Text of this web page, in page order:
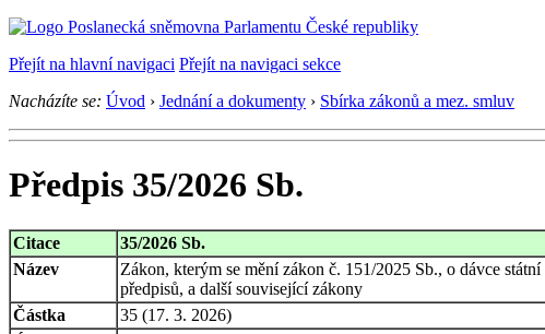
Přejít na hlavní navigaci Přejít na navigaci sekce
Nacházíte se: Úvod › Jednání a dokumenty › Sbírka zákonů a mez. smluv
Předpis 35/2026 Sb.
Citace
35/2026 Sb.
Název
Zákon, kterým se mění zákon č. 151/2025 Sb., o dávce
předpisů, a další související zákony
Částka
35 (17. 3. 2026)